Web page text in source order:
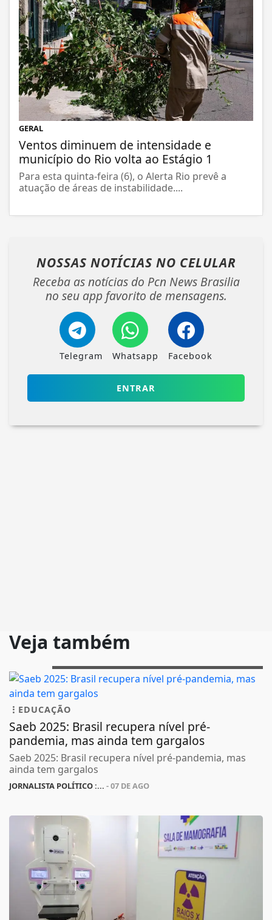
GERAL
Ventos diminuem de intensidade e
município do Rio volta ao Estágio 1
Para esta quinta-feira (6), o Alerta Rio prevê a
atuação de áreas de instabilidade....
NOSSAS NOTÍCIAS NO CELULAR
Receba as notícias do Pcn News Brasilia
no seu app favorito de mensagens.
Telegram Whatsapp Facebook
ENTRAR
Veja também
EDUCAÇÃO
Saeb 2025: Brasil recupera nível pré-
pandemia, mas ainda tem gargalos
Saeb 2025: Brasil recupera nível pré-pandemia, mas
ainda tem gargalos
JORNALISTA POLÍTICO :... - 07 DE AGO